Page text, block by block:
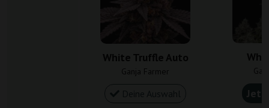
White Truffle Auto
Ganja Farmer